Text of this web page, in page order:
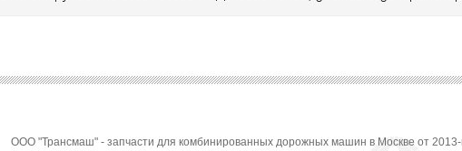
ООО "Трансмаш" - запчасти для комбинированных дорожных машин в Москве от 2013-